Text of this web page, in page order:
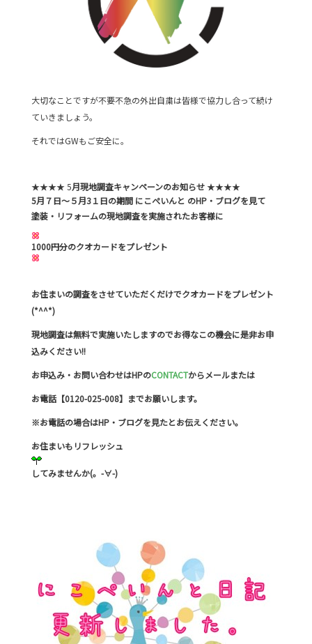
大切なことですが不要不急の外出自粛は皆様で協力し合って続け
ていきましょう。
それではGWもご安全に。
★★★★ 5月現地調査キャンペーンのお知らせ★★★★
5月７日～５月3１日の期間 にこぺいんと のHP・ブログを見て
塗装・リフォームの現地調査を実施されたお客様に
1000円分のクオカードをプレゼント
お住まいの調査をさせていただくだけでクオカードをプレゼント
(*^^*)
現地調査は無料で実施いたしますのでお得なこの機会に是非お申
込みください!!
お申込み・お問い合わせはHPのCONTACTからメールまたは
お電話【0120-025-008】までお願いします。
※お電話の場合はHP・ブログを見たとお伝えください。
お住まいもリフレッシュ
してみませんか(。-∀-)